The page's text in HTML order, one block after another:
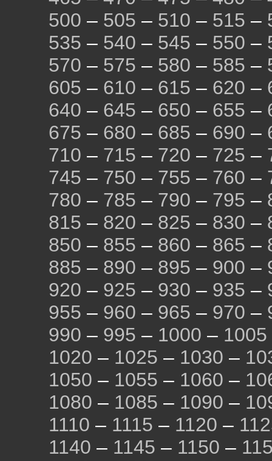
500 – 505 – 510 – 515 –
535 – 540 – 545 – 550 –
570 – 575 – 580 – 585 –
605 – 610 – 615 – 620 –
640 – 645 – 650 – 655 –
675 – 680 – 685 – 690 –
710 – 715 – 720 – 725 –
745 – 750 – 755 – 760 –
780 – 785 – 790 – 795 –
815 – 820 – 825 – 830 –
850 – 855 – 860 – 865 –
885 – 890 – 895 – 900 –
920 – 925 – 930 – 935 –
955 – 960 – 965 – 970 –
990 – 995 – 1000 – 1005
1020 – 1025 – 1030 –
1050 – 1055 – 1060 –
1080 – 1085 – 1090 –
1110 – 1115 – 1120 –
1140 – 1145 – 1150 –